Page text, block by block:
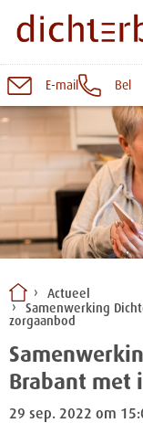
Naar
inhoud
E-mail Bel
Actueel
Samenwerking
zorgaanbod
Brabant met
29 sep. 2022 om
Snel
Wonen bij
Vrije